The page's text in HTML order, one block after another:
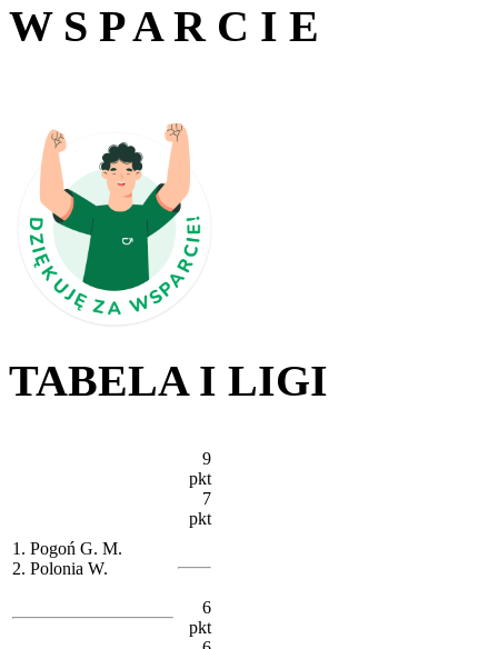
W S P A R C I E
TABELA I LIGI
1. Pogoń G. M.
2. Polonia W.
9
pkt
7
pkt
6
pkt